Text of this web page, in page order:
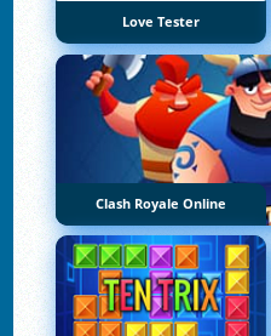
Love Tester
Clash Royale Online